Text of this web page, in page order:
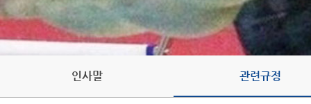
인사말 관련규정